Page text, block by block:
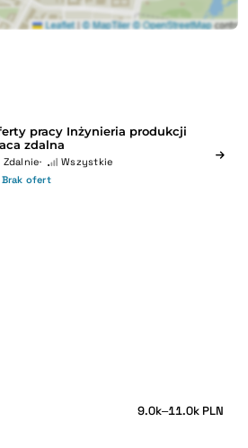
pracy Inżynieria produkcji
zdalna
Zdalnie
Wszystkie
Brak ofert
9.0k–11.0k PLN